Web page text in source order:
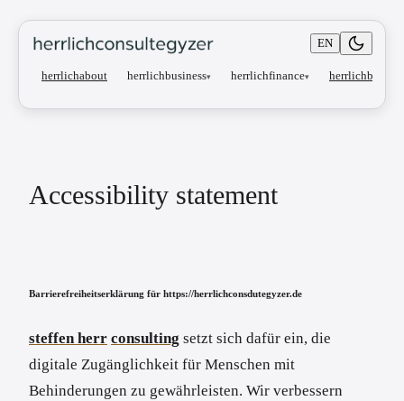
herrlichabout herrlichbusiness▾ herrlichfinance▾ herrlichblog
EN
Accessibility statement
Barrierefreiheitserklärung für https://herrlichconsdutegyzer.de
steffen herr consulting setzt sich dafür ein, die
digitale Zugänglichkeit für Menschen mit
Behinderungen zu gewährleisten. Wir verbessern